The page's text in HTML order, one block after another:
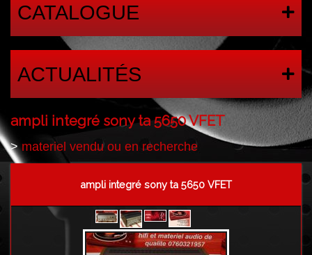
CATALOGUE
ACTUALITÉS
ampli integré sony ta 5650 VFET
>materiel vendu ou en recherche
ampli integré sony ta 5650 VFET